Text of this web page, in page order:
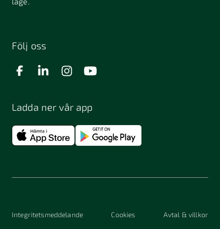
Följ oss
Ladda ner vår app
Integritetsmeddelande Cookies Avtal & villkor